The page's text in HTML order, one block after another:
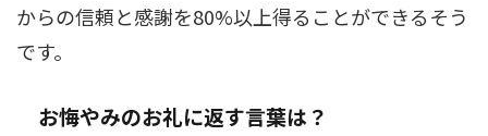
からの信頼と感謝を80%以上得ることができるそう
です。
お悔やみのお礼に返す言葉は？